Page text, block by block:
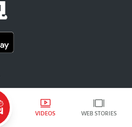
VIDEOS WEB STORIES